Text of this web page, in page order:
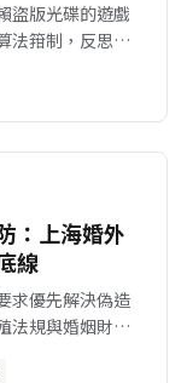
盜版光碟的遊戲
法箝制，反思玩
：上海婚外
線
求優先解決偽造
法規與婚姻財產